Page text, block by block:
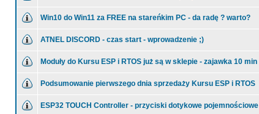
Win10 do Win11 za FREE na stareńkim PC - da radę ? warto?
ATNEL DISCORD - czas start - wprowadzenie ;)
Moduły do Kursu ESP i RTOS już są w sklepie - zajawka 10 min
Podsumowanie pierwszego dnia sprzedaży Kursu ESP i RTOS
ESP32 TOUCH Controller - przyciski dotykowe pojemnościowe